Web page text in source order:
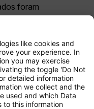
foram
para a
à
mais restritiva.
parabagagem
Aplicam-se
de Transporte